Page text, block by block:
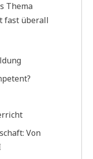
Thema
fast überall
Von